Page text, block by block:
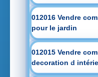
012016 Vendre
pour le jardin
012015 Vendre
decoration d